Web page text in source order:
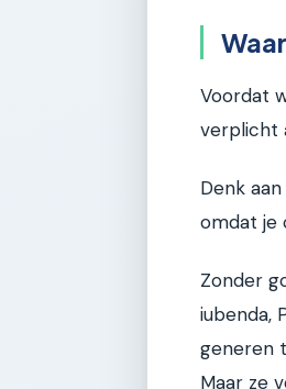
Voordat
verplicht
Denk
omdat je
Zonder
iubenda,
generen
Maar ze